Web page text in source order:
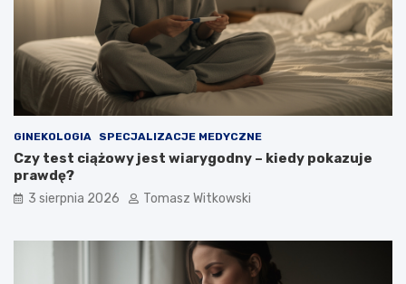
GINEKOLOGIA SPECJALIZACJE MEDYCZNE
Czy test ciążowy jest wiarygodny – kiedy pokazuje
prawdę?
3 sierpnia 2026 Tomasz Witkowski